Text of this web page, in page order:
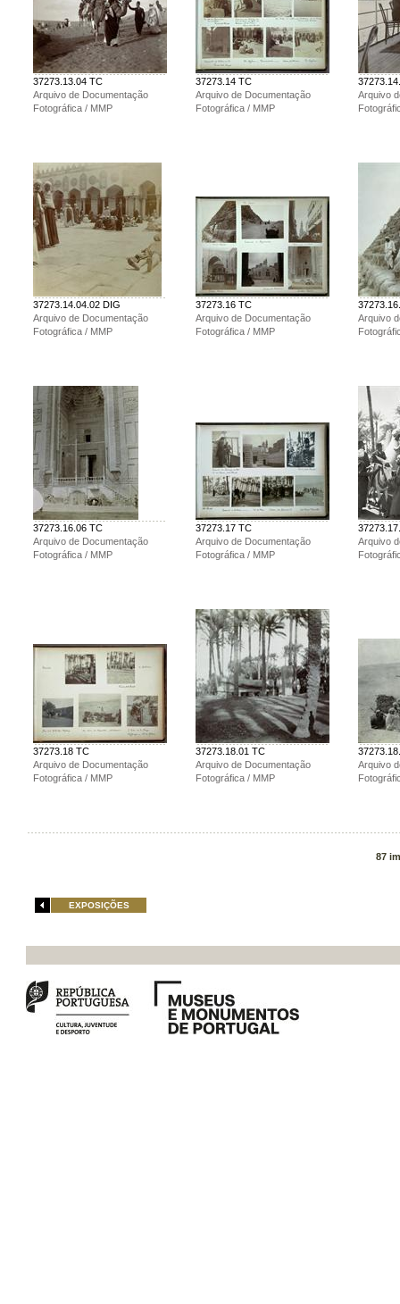
37273.13.04 TC
Arquivo de Documentação
Fotográfica / MMP
37273.14 TC
Arquivo de Documentação
Fotográfica / MMP
Arquivo
37273.14.04.02 DIG
Arquivo de Documentação
Fotográfica / MMP
37273.16 TC
Arquivo de Documentação
Fotográfica / MMP
Arquivo
37273.16.06 TC
Arquivo de Documentação
Fotográfica / MMP
37273.17 TC
Arquivo de Documentação
Fotográfica / MMP
Arquivo
37273.18 TC
Arquivo de Documentação
Fotográfica / MMP
37273.18.01 TC
Arquivo de Documentação
Fotográfica / MMP
Arquivo
87
EXPOSIÇÕES